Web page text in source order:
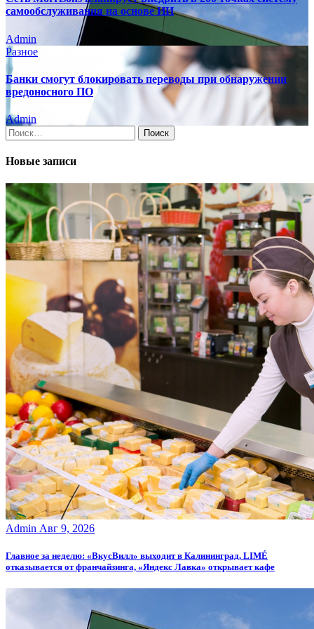
самообслуживания на основе ИИ
Admin
Разное
Банки смогут блокировать переводы при обнаружении
вредоносного ПО
Admin
Найти:
Новые записи
Admin Авг 9, 2026
Главное за неделю: «ВкусВилл» выходит в Калининград, LIMÉ
отказывается от франчайзинга, «Яндекс Лавка» открывает кафе